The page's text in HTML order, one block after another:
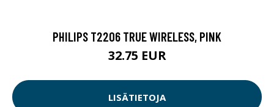
PHILIPS T2206 TRUE WIRELESS, PINK
32.75 EUR
LISÄTIETOJA